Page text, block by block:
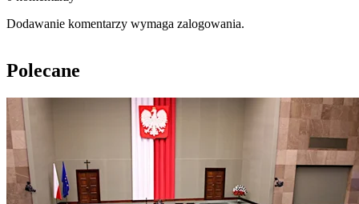
Dodawanie komentarzy wymaga zalogowania.
Polecane